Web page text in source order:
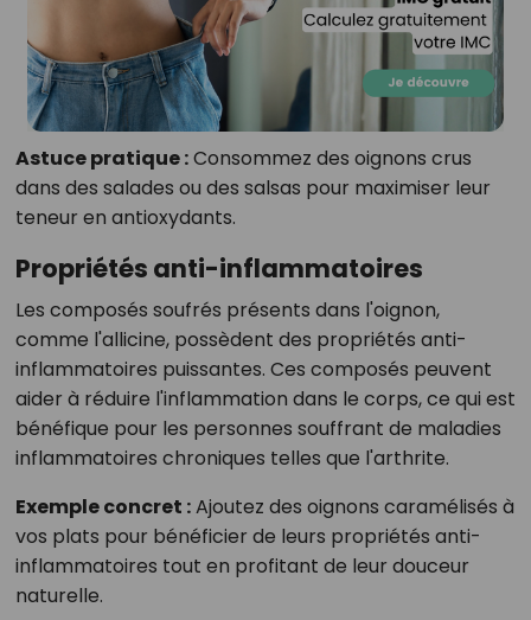
Astuce pratique :Consommez des oignons crus
dans des salades ou des salsas pour maximiser leur
teneur en antioxydants.
Propriétés anti-inflammatoires
Les composés soufrés présents dans l'oignon,
comme l'allicine, possèdent des propriétés anti-
inflammatoires puissantes. Ces composés peuvent
aider à réduire l'inflammation dans le corps, ce qui est
bénéfique pour les personnes souffrant de maladies
inflammatoires chroniques telles que l'arthrite.
Exemple concret :Ajoutez des oignons caramélisés à
vos plats pour bénéficier de leurs propriétés anti-
inflammatoires tout en profitant de leur douceur
naturelle.